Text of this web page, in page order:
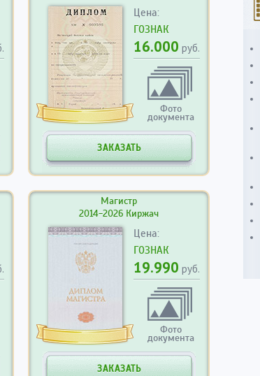
Цена:
ГОЗНАК
16.000 руб.
Фото
документа
ЗАКАЗАТЬ
Магистр
2014-2026 Киржач
Цена:
ГОЗНАК
19.990 руб.
Фото
документа
ЗАКАЗАТЬ